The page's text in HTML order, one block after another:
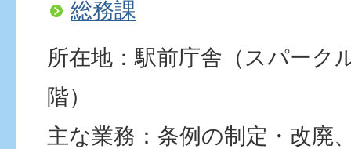
総務課
所在地：駅前庁舎（スパーク
階）
主な業務：条例の制定・改廃